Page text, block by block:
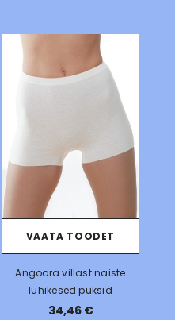
VAATA TOODET
Angoora villast naiste
lühikesed püksid
34,46 €